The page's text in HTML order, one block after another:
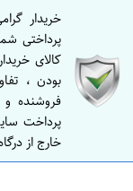
خریدار
پرداختی
کالای
بودن ،
فروشنده
پرداخت
خارج از